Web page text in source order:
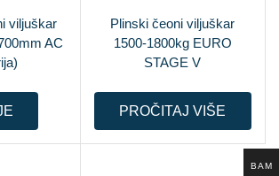
viljuškar
AC
Plinski čeoni viljuškar
1500-1800kg EURO
STAGE V
PROČITAJ VIŠE
BAM